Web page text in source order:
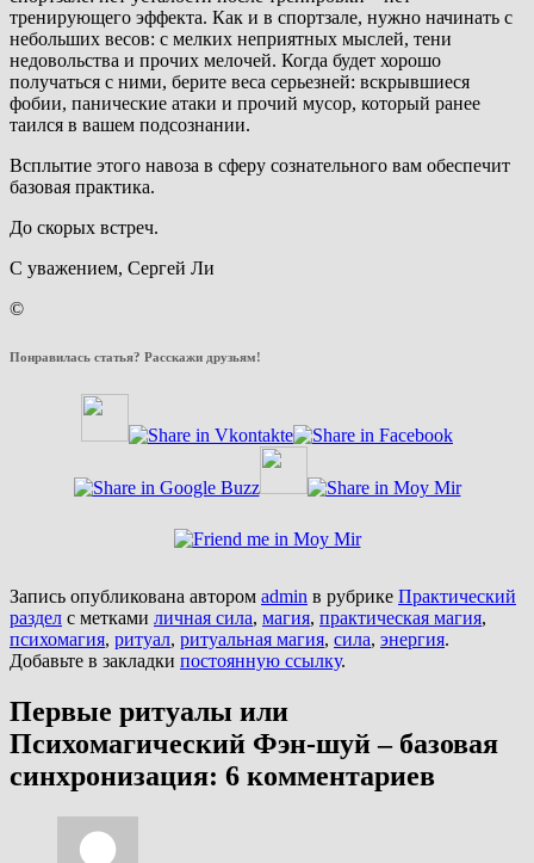
тренирующего эффекта. Как и в спортзале, нужно начинать с
небольших весов: с мелких неприятных мыслей, тени
недовольства и прочих мелочей. Когда будет хорошо
получаться с ними, берите веса серьезней: вскрывшиеся
фобии, панические атаки и прочий мусор, который ранее
таился в вашем подсознании.
Всплытие этого навоза в сферу сознательного вам обеспечит
базовая практика.
До скорых встреч.
С уважением, Сергей Ли
©
Понравилась статья? Расскажи друзьям!
Запись опубликована автором admin в рубрике Практический
раздел с метками личная сила, магия, практическая магия,
психомагия, ритуал, ритуальная магия, сила, энергия.
Добавьте в закладки постоянную ссылку.
Первые ритуалы или
Психомагический Фэн-шуй – базовая
синхронизация: 6 комментариев